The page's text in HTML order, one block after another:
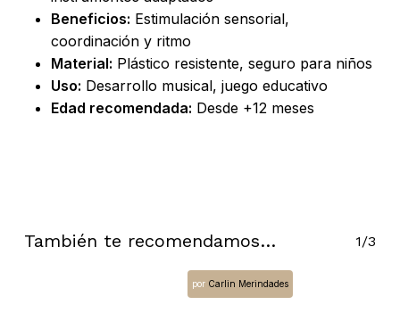
Go To Shop
Beneficios: Estimulación sensorial,
coordinación y ritmo
Material: Plástico resistente, seguro para niños
Uso: Desarrollo musical, juego educativo
Edad recomendada: Desde +12 meses
También te recomendamos… 1/3
por Carlin Merindades